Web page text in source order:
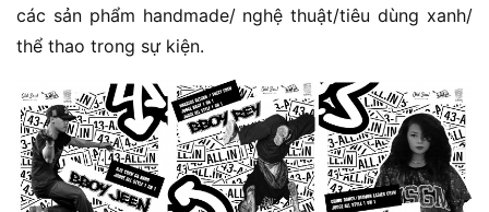
các sản phẩm handmade/ nghệ thuật/tiêu dùng xanh/
thể thao trong sự kiện.